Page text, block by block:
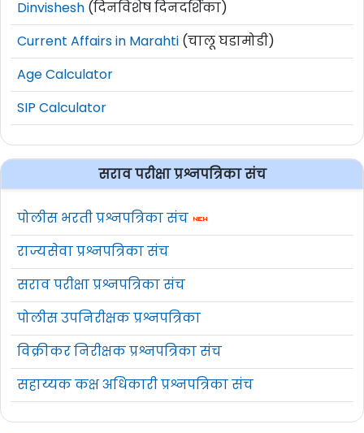
Dinvishesh (दिनविशेष दिनदर्शिका)
Current Affairs in Marahti (चालू घडामोडी)
Age Calculator
SIP Calculator
सराव परीक्षा प्रश्नपत्रिका संच
पोलीस भरती प्रश्नपत्रिका संच
राज्यसेवा प्रश्नपत्रिका संच
सराव परीक्षा प्रश्नपत्रिका संच
पोलीस उपनिरीक्षक प्रश्नपत्रिका
विक्रीकर निरीक्षक प्रश्नपत्रिका संच
सहाय्यक कक्ष अधिकारी प्रश्नपत्रिका संच